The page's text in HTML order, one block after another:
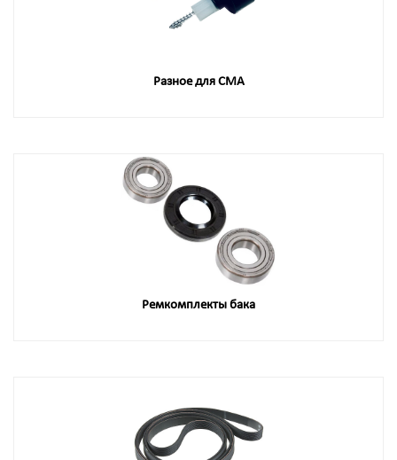
Разное для СМА
Ремкомплекты бака